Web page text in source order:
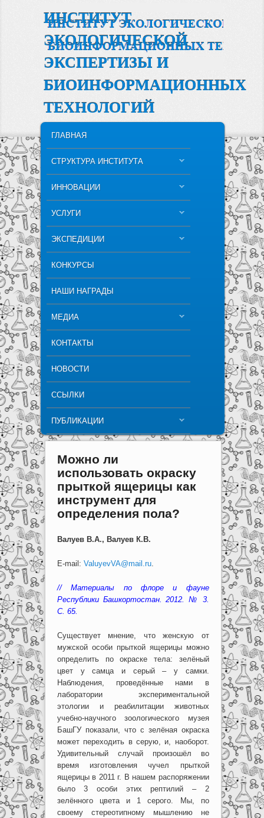
ИНСТИТУТ
ЭКОЛОГИЧЕСКОЙ
ЭКСПЕРТИЗЫ И
БИОИНФОРМАЦИОННЫХ
ТЕХНОЛОГИЙ
SKIP TO PRIMARY CONTENT
SKIP TO SECONDARY CONTENT
ГЛАВНАЯ
СТРУКТУРА ИНСТИТУТА
ИННОВАЦИИ
УСЛУГИ
ЭКСПЕДИЦИИ
КОНКУРСЫ
НАШИ НАГРАДЫ
МЕДИА
КОНТАКТЫ
НОВОСТИ
ССЫЛКИ
ПУБЛИКАЦИИ
Можно ли
использовать окраску
прыткой ящерицы как
инструмент для
определения пола?
Валуев В.А., Валуев К.В.
E-mail: ValuyevVA@mail.ru.
// Материалы по флоре и фауне
Республики Башкортостан. 2012. № 3.
С. 65.
Существует мнение, что женскую от
мужской особи прыткой ящерицы можно
определить по окраске тела: зелёный
цвет у самца и серый – у самки.
Наблюдения, проведённые нами в
лаборатории экспериментальной
этологии и реабилитации животных
учебно-научного зоологического музея
БашГУ показали, что с зелёная окраска
может переходить в серую, и, наоборот.
Удивительный случай произошёл во
время изготовления чучел прыткой
ящерицы в 2011 г. В нашем распоряжении
было 3 особи этих рептилий – 2
зелённого цвета и 1 серого. Мы, по
своему стереотипному мышлению не